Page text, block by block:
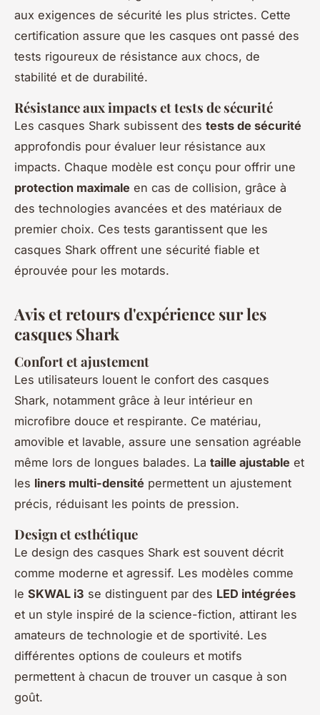
aux exigences de sécurité les plus strictes. Cette
certification assure que les casques ont passé des
tests rigoureux de résistance aux chocs, de
stabilité et de durabilité.
Résistance aux impacts et tests de sécurité
Les casques Shark subissent des tests de sécurité
approfondis pour évaluer leur résistance aux
impacts. Chaque modèle est conçu pour offrir une
protection maximale en cas de collision, grâce à
des technologies avancées et des matériaux de
premier choix. Ces tests garantissent que les
casques Shark offrent une sécurité fiable et
éprouvée pour les motards.
Avis et retours d'expérience sur les
casques Shark
Confort et ajustement
Les utilisateurs louent le confort des casques
Shark, notamment grâce à leur intérieur en
microfibre douce et respirante. Ce matériau,
amovible et lavable, assure une sensation agréable
même lors de longues balades. La taille ajustable et
les liners multi-densité permettent un ajustement
précis, réduisant les points de pression.
Design et esthétique
Le design des casques Shark est souvent décrit
comme moderne et agressif. Les modèles comme
le SKWAL i3 se distinguent par des LED intégrées
et un style inspiré de la science-fiction, attirant les
amateurs de technologie et de sportivité. Les
différentes options de couleurs et motifs
permettent à chacun de trouver un casque à son
goût.